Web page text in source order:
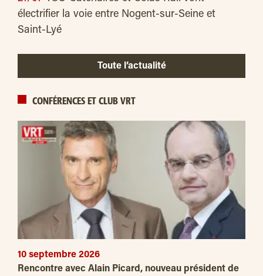
électrifier la voie entre Nogent-sur-Seine et
Saint-Lyé
Toute l’actualité
CONFÉRENCES ET CLUB VRT
10 septembre 2026
Rencontre avec Alain Picard, nouveau président de